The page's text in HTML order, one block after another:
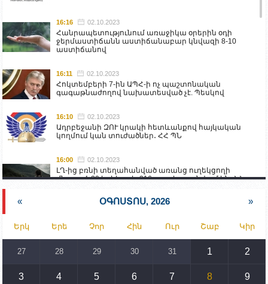
16:16 02.10.2023
Հանրապետությունում առաջիկա օրերին օդի
ջերմաստիճանն աստիճանաբար կնվազի 8-10
աստիճանով
16:11 02.10.2023
Հոկտեմբերի 7-ին ԱՊՀ-ի ոչ պաշտոնական
գագաթնաժողով նախատեսված չէ. Պեսկով
16:10 02.10.2023
Ադրբեջանի ԶՈՒ կրակի հետևանքով հայկական
կողմում կան տուժածներ․ ՀՀ ՊՆ
16:00 02.10.2023
ԼՂ-ից բռնի տեղահանված առանց ուղեկցողի
մնացած 20 երեխա և 216 տարեց գտնվում են ՀՀ
նախարարության հոգածության ներքո
Իրանը կողմ է տարածաշրջանի համար շահավետ
տրանսպորտային հաղորդակցությունների
զարգացմանը, սակայն ոչ՝ միջազգային
սահմանների փոփոխությանը
15:10 02.10.2023
« ՕԳՈՍՏՈՍ, 2026 »
Երկ Երե Չոր Հին Ուր Շաբ Կիր
27 28 29 30 31 1 2
3 4 5 6 7 8 9